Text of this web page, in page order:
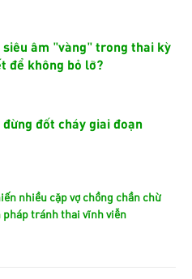
âm "vàng" trong thai kỳ
để không bỏ lỡ?
đốt cháy giai đoạn
nhiều cặp vợ chồng chần chừ
pháp tránh thai vĩnh viễn